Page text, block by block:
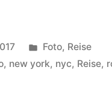
Veröffentlicht
unter
Foto, Reise
, new york, nyc, Reise,